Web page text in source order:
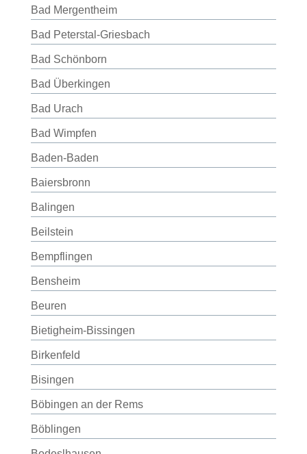
Bad Mergentheim
Bad Peterstal-Griesbach
Bad Schönborn
Bad Überkingen
Bad Urach
Bad Wimpfen
Baden-Baden
Baiersbronn
Balingen
Beilstein
Bempflingen
Bensheim
Beuren
Bietigheim-Bissingen
Birkenfeld
Bisingen
Böbingen an der Rems
Böblingen